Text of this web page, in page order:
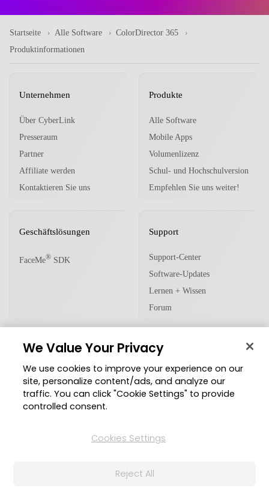
Startseite Alle Software
ColorDirector 365
Produktinformationen
Unternehmen
Über CyberLink
Presseraum
Partner
Affiliate werden
Kontaktieren Sie uns
Produkte
Alle Software
Mobile Apps
Volumenlizenz
Schul- und Hochschulversion
Empfehlen Sie uns weiter!
Geschäftslösungen
FaceMe® SDK
Support
Support-Center
Software-Updates
Lernen + Wissen
Forum
Community
Mitgliederbereich
Blog
© 2026 CyberLink Corp. Alle Rechte vorbehalten.
We Value Your Privacy
We use cookies to improve your experience on our
site, personalize content/ads, and analyze our
traffic. You can click "Cookie Settings" to provide
controlled consent.
Cookies Settings
Reject All